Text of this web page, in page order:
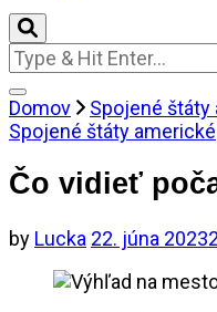
Looking
for
Something?
Domov Spojené štáty
Spojené štáty americké
Čo vidieť
by Lucka 22. júna 2023